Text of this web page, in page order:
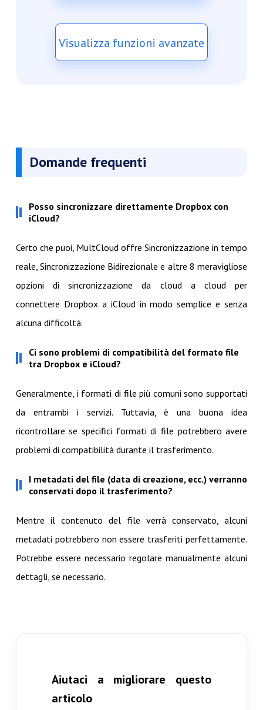
Visualizza funzioni avanzate
Domande frequenti
Posso sincronizzare direttamente Dropbox con
iCloud?
Certo che puoi, MultCloud offre Sincronizzazione in tempo
reale, Sincronizzazione Bidirezionale e altre 8 meravigliose
opzioni di sincronizzazione da cloud a cloud per
connettere Dropbox a iCloud in modo semplice e senza
alcuna difficoltà.
Ci sono problemi di compatibilità del formato file
tra Dropbox e iCloud?
Generalmente, i formati di file più comuni sono supportati
da entrambi i servizi. Tuttavia, è una buona idea
ricontrollare se specifici formati di file potrebbero avere
problemi di compatibilità durante il trasferimento.
I metadati del file (data di creazione, ecc.) verranno
conservati dopo il trasferimento?
Mentre il contenuto del file verrà conservato, alcuni
metadati potrebbero non essere trasferiti perfettamente.
Potrebbe essere necessario regolare manualmente alcuni
dettagli, se necessario.
Aiutaci a migliorare questo
articolo